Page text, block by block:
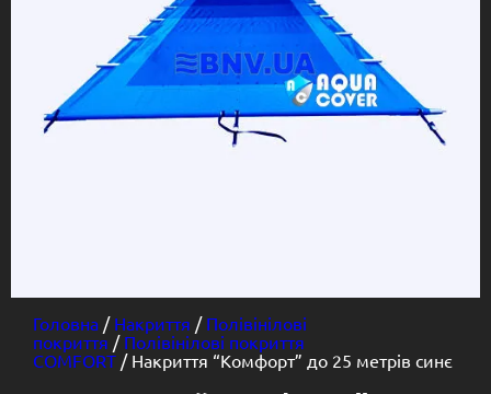
Головна / Накриття / Полівінілові
покриття / Полівінілові покриття
COMFORT / Накриття “Комфорт” до 25 метрів синє